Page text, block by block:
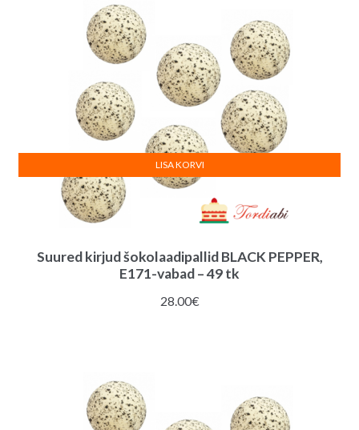
Suured kirjud šokolaadipallid BLACK PEPPER,
E171-vabad – 49 tk
28.00€
LISA KORVI